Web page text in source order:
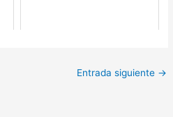
Entrada siguiente →